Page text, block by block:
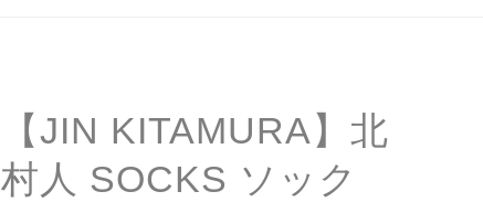
【JIN KITAMURA】北
村人 SOCKS ソック